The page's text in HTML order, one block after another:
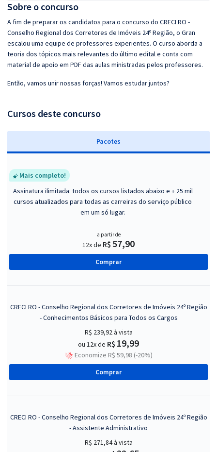
Sobre o concurso
A fim de preparar os candidatos para o concurso do CRECI RO -
Conselho Regional dos Corretores de Imóveis 24º Região, o Gran
escalou uma equipe de professores experientes. O curso aborda a
teoria dos tópicos mais relevantes do último edital e conta com
material de apoio em PDF das aulas ministradas pelos professores.
Então, vamos unir nossas forças! Vamos estudar juntos?
Cursos deste concurso
Pacotes
Mais completo!
Assinatura ilimitada: todos os cursos listados abaixo e + 25 mil
cursos atualizados para todas as carreiras do serviço público
em um só lugar.
a partir de
12x de R$ 57,90
Comprar
CRECI RO - Conselho Regional dos Corretores de Imóveis 24º Região
- Conhecimentos Básicos para Todos os Cargos
R$ 239,92à vista
ou 12x de R$ 19,99
Economize R$ 59,98 (-20%)
Comprar
CRECI RO - Conselho Regional dos Corretores de Imóveis 24º Região
- Assistente Administrativo
R$ 271,84à vista